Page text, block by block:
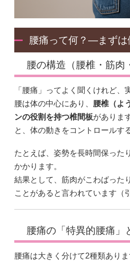
腰痛って何？―まずは
腰の構造（腰椎・筋肉
「腰痛」ってよく聞くけれど、
腰は体の中心にあり、 腰椎（よ
ンの役割を持つ椎間板がありま
と、体の動きをコントロールす
たとえば、姿勢を長時間保った
かかります。
結果として、筋肉がこわばった
ことがあると言われています（
腰痛の「特異的腰痛」
腰痛は大きく分けて2種類ありま